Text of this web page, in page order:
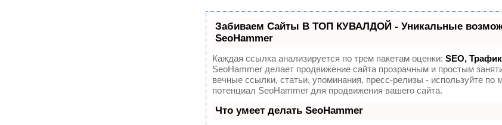
Забиваем Сайты В ТОП КУВАЛДОЙ - Уникальные
SeoHammer
Каждая ссылка анализируется по трем пакетам оценки: SEO,
SeoHammer делает продвижение сайта прозрачным и простым
вечные ссылки, статьи, упоминания, пресс-релизы - используйте по
потенциал SeoHammer для продвижения вашего сайта.
Что умеет делать SeoHammer